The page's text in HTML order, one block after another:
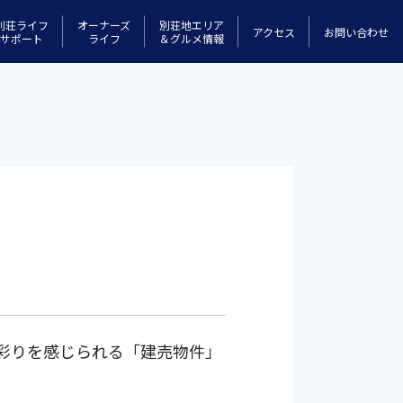
荘ライフ
サポート
オーナーズ
ライフ
別荘地エリア
＆グルメ情報
アクセス お問い合わせ
を感じられる「建売物件」